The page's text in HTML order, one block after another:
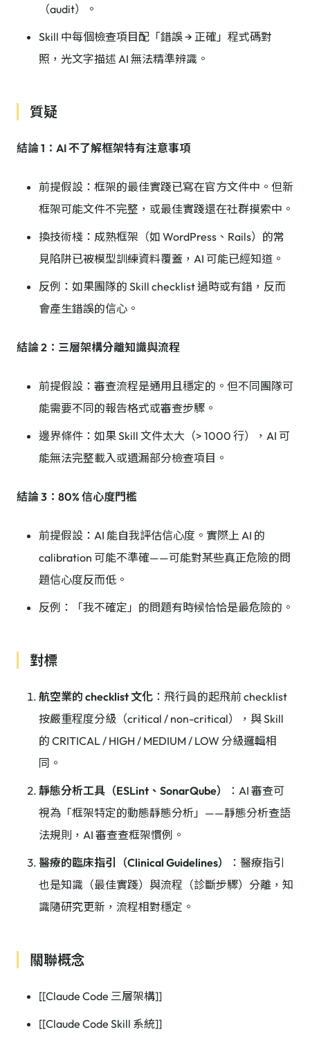
（audit）。
Skill 中每個檢查項目配「錯誤 → 正確」程式碼對
照，光文字描述 AI 無法精準辨識。
質疑
結論 1：AI 不了解框架特有注意事項
前提假設：框架的最佳實踐已寫在官方文件中。但新
框架可能文件不完整，或最佳實踐還在社群摸索中。
換技術棧：成熟框架（如 WordPress、Rails）的常
見陷阱已被模型訓練資料覆蓋，AI 可能已經知道。
反例：如果團隊的 Skill checklist 過時或有錯，反而
會產生錯誤的信心。
結論 2：三層架構分離知識與流程
前提假設：審查流程是通用且穩定的。但不同團隊可
能需要不同的報告格式或審查步驟。
邊界條件：如果 Skill 文件太大（> 1000 行），AI 可
能無法完整載入或遺漏部分檢查項目。
結論 3：80% 信心度門檻
前提假設：AI 能自我評估信心度。實際上 AI 的
calibration 可能不準確——可能對某些真正危險的問
題信心度反而低。
反例：「我不確定」的問題有時候恰恰是最危險的。
對標
航空業的 checklist 文化 ：飛行員的起飛前 checklist
按嚴重程度分級（critical / non-critical），與 Skill
的 CRITICAL / HIGH / MEDIUM / LOW 分級邏輯相
同。
靜態分析工具（ESLint、SonarQube）
：AI 審查可
視為「框架特定的動態靜態分析」——靜態分析查語
法規則，AI 審查查框架慣例。
醫療的臨床指引（Clinical Guidelines）
：醫療指引
也是知識（最佳實踐）與流程（診斷步驟）分離，知
識隨研究更新，流程相對穩定。
關聯概念
[[Claude Code 三層架構]]
[[Claude Code Skill 系統]]